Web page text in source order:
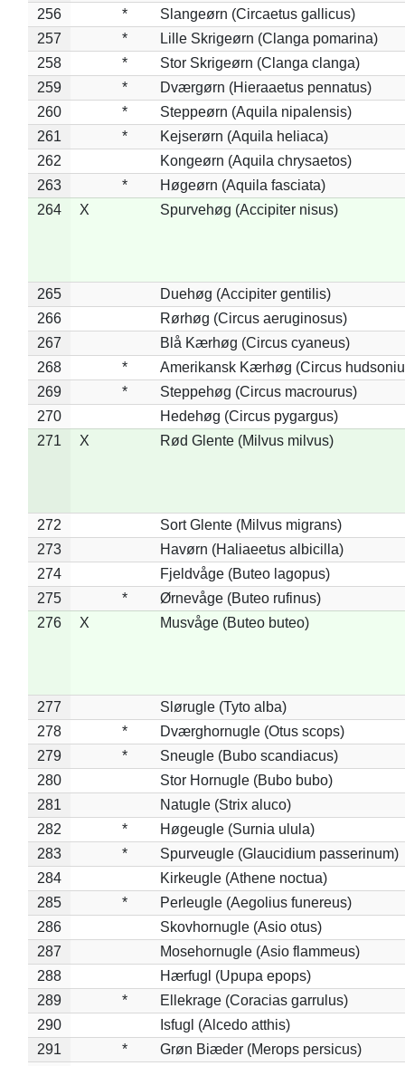
256
*
Slangeørn (Circaetus gallicus)
257
*
Lille Skrigeørn (Clanga pomarina)
258
*
Stor Skrigeørn (Clanga clanga)
259
*
Dværgørn (Hieraaetus pennatus)
260
*
Steppeørn (Aquila nipalensis)
261
*
Kejserørn (Aquila heliaca)
262
Kongeørn (Aquila chrysaetos)
263
*
Høgeørn (Aquila fasciata)
264
X Spurvehøg (Accipiter nisus)
265
Duehøg (Accipiter gentilis)
266
Rørhøg (Circus aeruginosus)
267
Blå Kærhøg (Circus cyaneus)
268
*
Amerikansk Kærhøg (Circus
269
*
Steppehøg (Circus macrourus)
270
Hedehøg (Circus pygargus)
271
X Rød Glente (Milvus milvus)
272
Sort Glente (Milvus migrans)
273
Havørn (Haliaeetus albicilla)
274
Fjeldvåge (Buteo lagopus)
275
*
Ørnevåge (Buteo rufinus)
276
X Musvåge (Buteo buteo)
277
Slørugle (Tyto alba)
278
*
Dværghornugle (Otus scops)
279
*
Sneugle (Bubo scandiacus)
280
Stor Hornugle (Bubo bubo)
281
Natugle (Strix aluco)
282
*
Høgeugle (Surnia ulula)
283
*
Spurveugle (Glaucidium passerinum)
284
Kirkeugle (Athene noctua)
285
*
Perleugle (Aegolius funereus)
286
Skovhornugle (Asio otus)
287
Mosehornugle (Asio flammeus)
288
Hærfugl (Upupa epops)
289
*
Ellekrage (Coracias garrulus)
290
Isfugl (Alcedo atthis)
291
*
Grøn Biæder (Merops persicus)